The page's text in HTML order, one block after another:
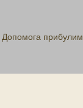
Допомога прибулим